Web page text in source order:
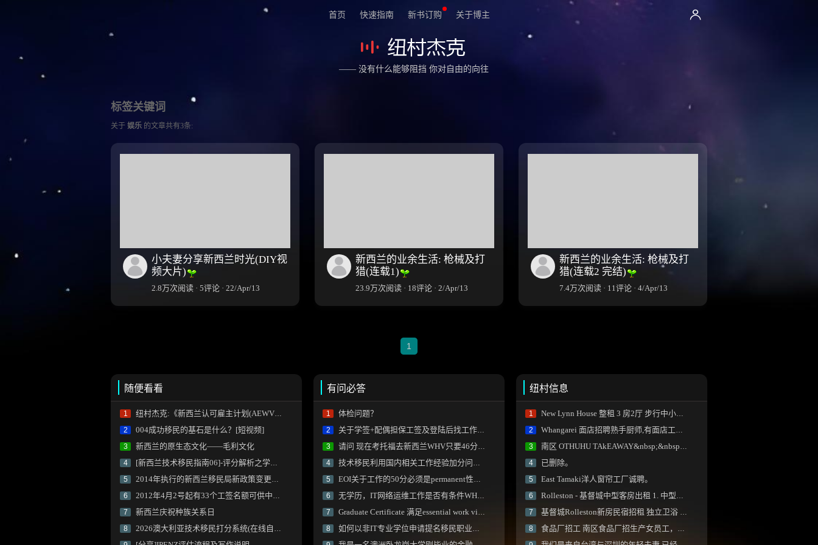
首页 快速指南 新书订购 关于博主
—— 没有什么能够阻挡 你对自由的向往
标签关键词
关于 娱乐 的文章共有3条:
小夫妻分享新西兰时光(DIY视
频大片)
2.8万次阅读 · 5评论 · 22/Apr/13
新西兰的业余生活: 枪械及打
猎(连载2 完结)
7.4万次阅读 · 11评论 · 4/Apr/13
新西兰的业余生活: 枪械及打
猎(连载1)
23.9万次阅读 · 18评论 · 2/Apr/13
1
随便看看
1 纽村杰克:《新西兰认可雇主计划(AEWV Scheme)》进展(视频)
2 004成功移民的基石是什么？[短视频]
3 新西兰的原生态文化——毛利文化
4 [新西兰技术移民指南06]-评分解析之学历加分
5 2014年执行的新西兰移民局新政策变更汇总
6 2012年4月2号起有33个工签名额可供中国厨师申请
7 新西兰庆祝种族关系日
8 2026澳大利亚技术移民打分系统(在线自测)
有问必答
1 体检问题？
2 关于学签+配偶担保工签及登陆后找工作的疑惑
3 请问 现在考托福去新西兰WHV只要46分？
4 技术移民利用国内相关工作经验加分问题？
5 EOI关于工作的50分必须是permanent性质的offer嘛？
6 无学历，IT网络运维工作是否有条件WHV？
7 Graduate Certificate 满足essential work visa 中学历要求吗？
8 如何以非IT专业学位申请提名移民职业为IT（毕业后一直从事IT专业）？
纽村信息
1 New Lynn House 整租 3 房2厅 步行中小学校区、 独...
2 Whangarei 面店招聘熟手厨师,有面店工作经验更佳...
3 南区 OTHUHU TAkEAWAY&nbsp;&nbsp;。
4 已删除。
5 East Tamaki洋人窗帘工厂诚聘。
6 Rolleston - 基督城中型客房出租 1. 中型双人床房...
7 基督城Rolleston新房民宿招租 独立卫浴 现有两...
8 食品厂招工 南区食品厂招生产女员工，一周5-...